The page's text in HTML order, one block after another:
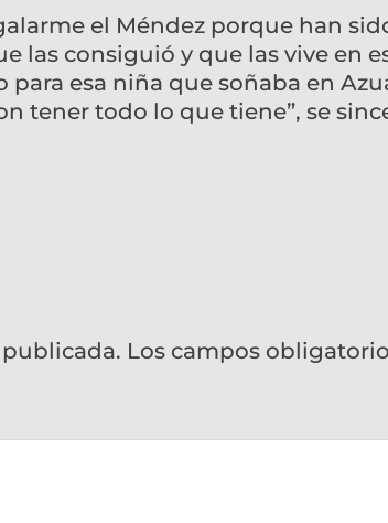
el Méndez porque han
las consiguió y que las vive en
esa niña que soñaba en
tener todo lo que tiene”, se
Los campos